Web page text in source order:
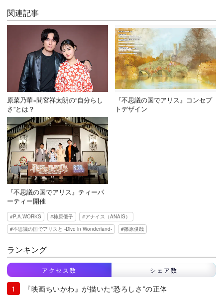
関連記事
原菜乃華×間宮祥太朗の“自分らし
さ”とは？
『不思議の国でアリス』コンセプ
トデザイン
『不思議の国でアリス』ティーパ
ーティー開催
P.A.WORKS 柿原優子
アナイス（ANAIS）
不思議の国でアリスと -Dive in Wonderland-
篠原俊哉
ランキング
アクセス数 シェア数
『映画ちいかわ』が描いた“恐ろしさ”の正体